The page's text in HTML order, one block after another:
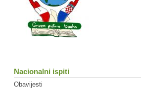
Nacionalni ispiti
Obavijesti